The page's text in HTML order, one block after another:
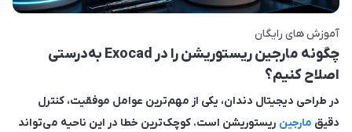
آموزش های رایگان
چگونه مارجین ریستوریشن را در Exocad به‌درستی
اصلاح کنیم؟
در طراحی دیجیتال دندان، یکی از مهم‌ترین عوامل موفقیت، کنترل
دقیق مارجین ریستوریشن است. کوچک‌ترین خطا در این ناحیه می‌تواند